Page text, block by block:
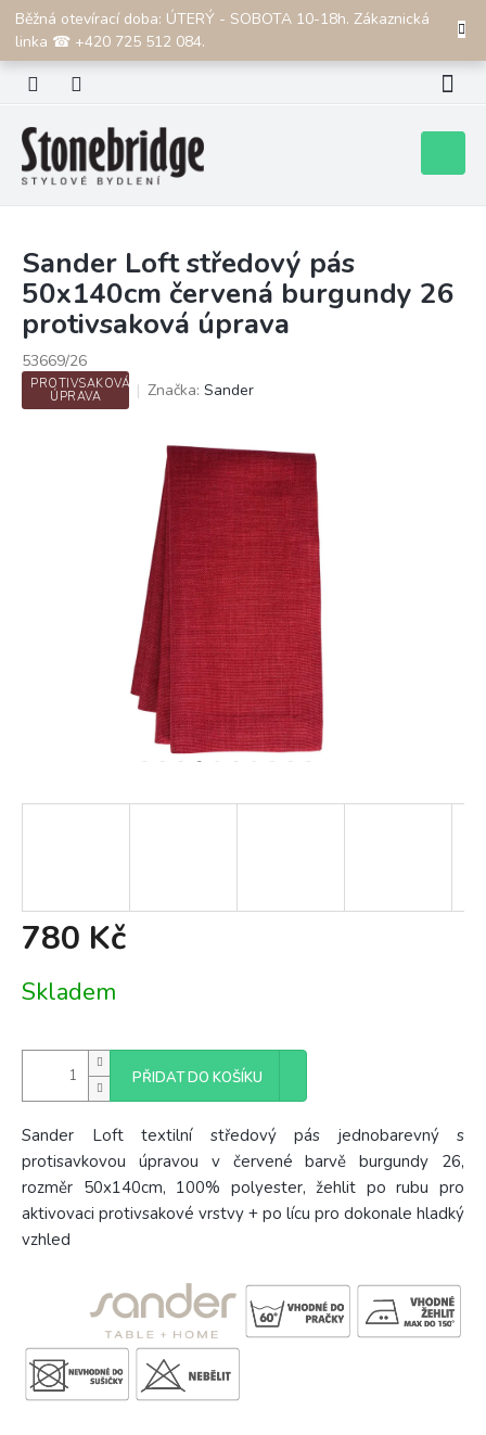
Přejít
obsah
Běžná otevírací doba: ÚTERÝ - SOBOTA 10-18h. Zákaznická
linka ☎ +420 725 512 084.
CZK
košík
Sander Loft středový pás
50x140cm červená burgundy 26
protivsaková úprava
53669/26
PROTIVSAKOVÁ
ÚPRAVA
Značka: Sander
780 Kč
cena:
Skladem
PŘIDAT DO KOŠÍKU
Sander Loft textilní středový pás jednobarevný s
protisavkovou úpravou v červené barvě burgundy 26,
rozměr 50x140cm, 100% polyester, žehlit po rubu pro
aktivovaci protivsakové vrstvy + po lícu pro dokonale hladký
vzhled